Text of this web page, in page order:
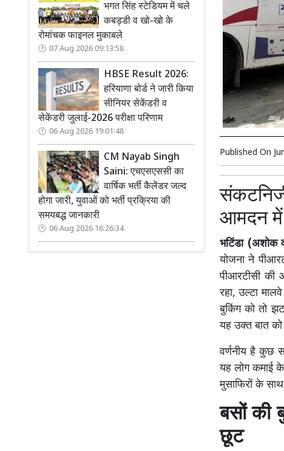
भगत सिंह स्टेडियम में चले
कबड्डी व खो-खो के
रोमांचक फाइनल मुकाबले
07 Aug 2026 09:13:58
HBSE Result 2026:
हरियाणा बोर्ड ने जारी किया
सीनियर सेकेंडरी व
सेकेंडरी जुलाई-2026 परीक्षा परिणाम
06 Aug 2026 19:01:48
CM Nayab Singh
Saini: एचएसएससी का
वार्षिक भर्ती कैलेंडर जल्द
होगा जारी, युवाओं को भर्ती प्रक्रिया की
समयबद्ध जानकारी
06 Aug 2026 16:26:34
Published On
आमदन में
भटिंडा (अशोक
योजना ने
पीआरटीसी की
रहा, उल्टा
बुकिंग को तो
यह उक्त बात को
वर्णनीय है कुछ
यह लोग कमाई के
मुसाफिरों के
बसों की
छूट